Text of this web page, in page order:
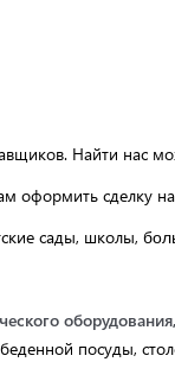
Найти нас
оформить сделку
сады, школы,
посуды,